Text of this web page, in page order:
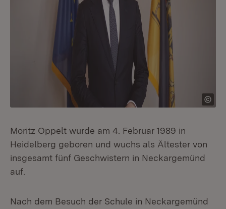
Moritz Oppelt wurde am 4. Februar 1989 in
Heidelberg geboren und wuchs als Ältester von
insgesamt fünf Geschwistern in Neckargemünd
auf.
Nach dem Besuch der Schule in Neckargemünd